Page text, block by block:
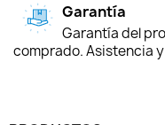
Garantía
Garantía del
comprado. Asistencia